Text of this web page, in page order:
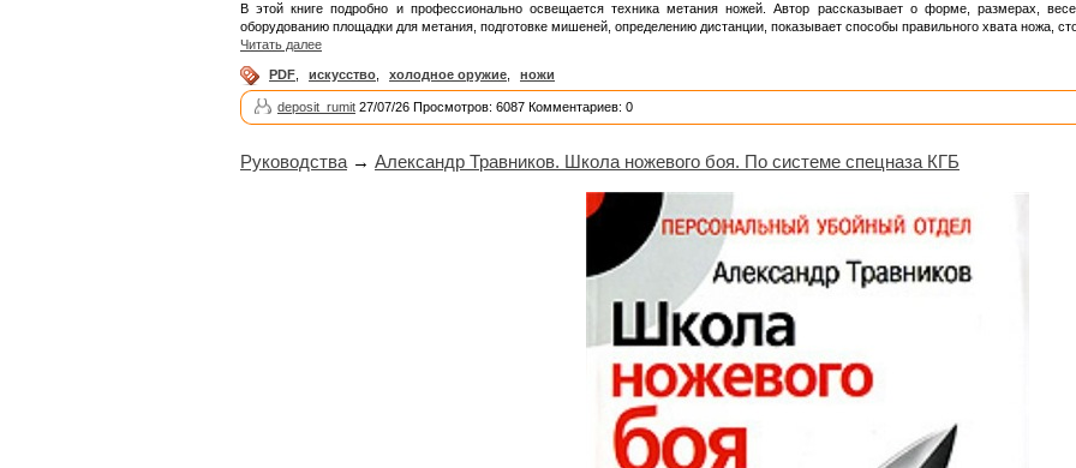
В этой книге подробно и профессионально освещается техника метания ножей. Автор рассказывает о форме, размерах,
оборудованию площадки для метания, подготовке мишеней, определению дистанции, показывает способы правильного хвата ножа,
Читать далее
PDF искусство холодное оружие ножи
deposit_rumit 27/07/26 Просмотров: 6087 Комментариев: 0
Руководства → Александр Травников. Школа ножевого боя. По системе спецназа КГБ